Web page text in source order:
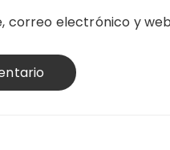
correo electrónico y